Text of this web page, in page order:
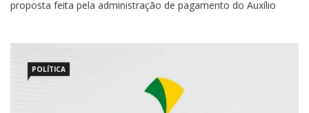
proposta feita pela administração de pagamento do Auxílio
beneficiadas com o recurso
POLÍTICA